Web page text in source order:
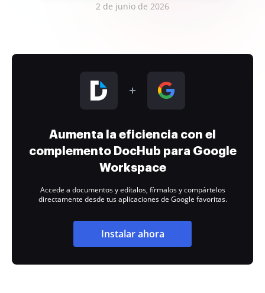
2 de junio de 2026
Aumenta la eficiencia con el
complemento DocHub para Google
Workspace
Accede a documentos y edítalos, fírmalos y compártelos
directamente desde tus aplicaciones de Google favoritas.
Instalar ahora